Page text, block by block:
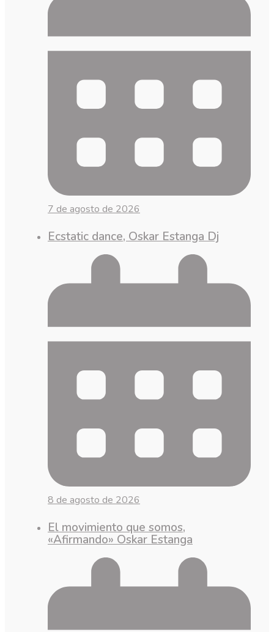
7 de agosto de 2026
Ecstatic dance, Oskar Estanga Dj
8 de agosto de 2026
El movimiento que somos,
«Afirmando» Oskar Estanga